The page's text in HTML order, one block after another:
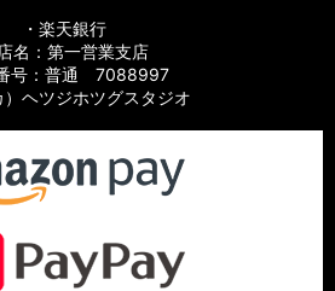
・楽天銀行
名：第一営業支店
号：普通 7088997
ヘツジホツグスタジオ